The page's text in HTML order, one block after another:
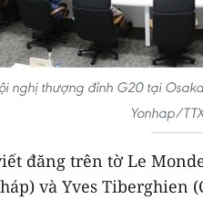
nghị thượng đỉnh G20 tại
Yonhap/
đăng trên tờ Le
và Yves Tiberghien